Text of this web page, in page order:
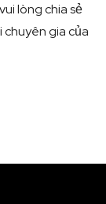
lòng chia sẻ
chuyên gia của